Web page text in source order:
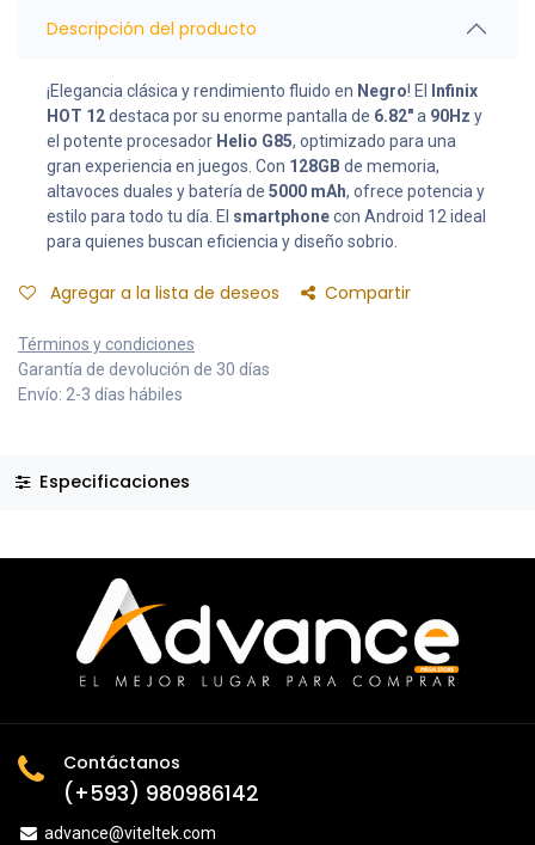
Descripción del producto
¡Elegancia clásica y rendimiento fluido en Negro! El Infinix
HOT 12destaca por su enorme pantalla de 6.82"a 90Hz y
el potente procesador Helio G85, optimizado para una
gran experiencia en juegos. Con 128GB de memoria,
altavoces duales y batería de 5000 mAh, ofrece potencia y
estilo para todo tu día. El smartphonecon Android 12 ideal
para quienes buscan eficiencia y diseño sobrio.
Agregar a la lista de deseos Compartir
Términos y condiciones
Garantía de devolución de 30 días
Envío: 2-3 días hábiles
Especificaciones
Contáctanos
(+593) 980986142
advance@viteltek.com